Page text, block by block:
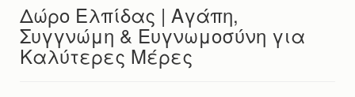
Δώρο Ελπίδας | Αγάπη,
Συγγνώμη & Ευγνωμοσύνη για
Καλύτερες Μέρες